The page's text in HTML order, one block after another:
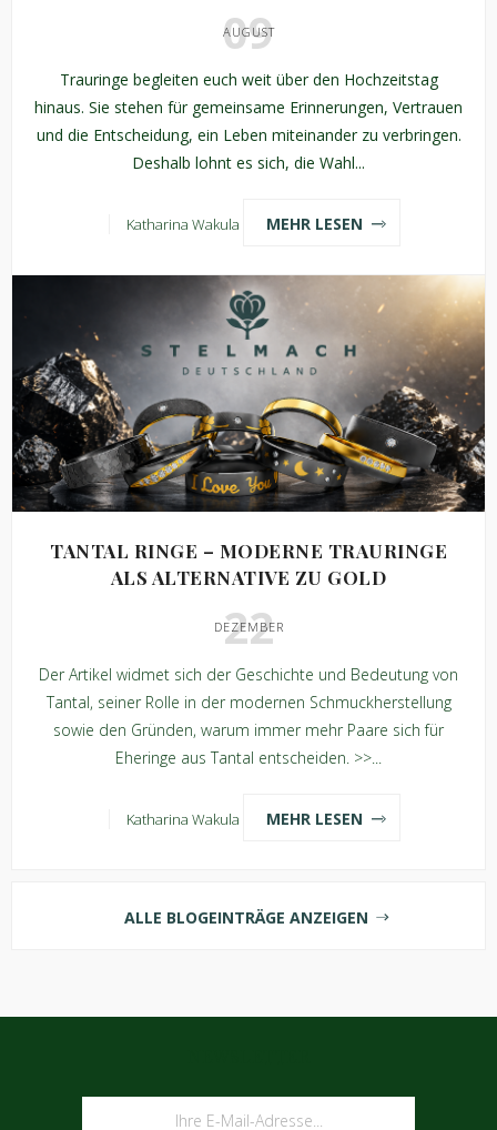
09
AUGUST
Trauringe begleiten euch weit über den Hochzeitstag
hinaus. Sie stehen für gemeinsame Erinnerungen, Vertrauen
und die Entscheidung, ein Leben miteinander zu verbringen.
Deshalb lohnt es sich, die Wahl...
Katharina Wakula MEHR LESEN
TANTAL RINGE – MODERNE TRAURINGE
ALS ALTERNATIVE ZU GOLD
22
DEZEMBER
Der Artikel widmet sich der Geschichte und Bedeutung von
Tantal, seiner Rolle in der modernen Schmuckherstellung
sowie den Gründen, warum immer mehr Paare sich für
Eheringe aus Tantal entscheiden. >>...
Katharina Wakula MEHR LESEN
ALLE BLOGEINTRÄGE ANZEIGEN